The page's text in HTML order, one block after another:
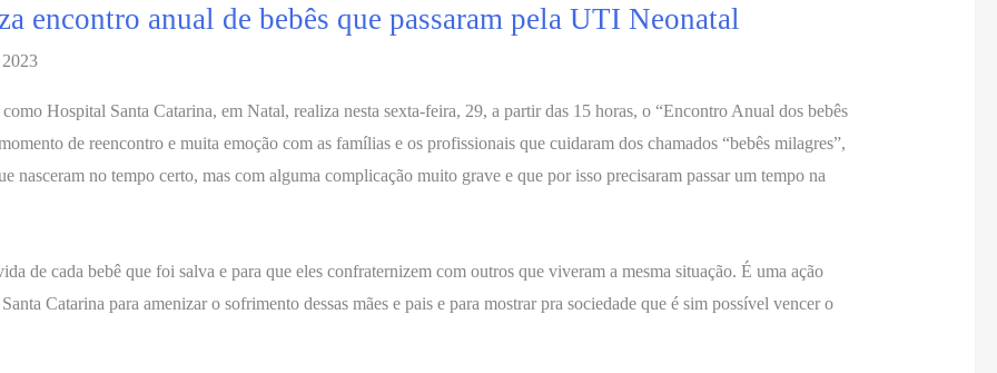
encontro anual de bebês que passaram pela UTI Neonatal
Hospital Santa Catarina, em Natal, realiza nesta sexta-feira, 29, a partir das 15 horas, o “Encontro Anual dos bebês
de reencontro e muita emoção com as famílias e os profissionais que cuidaram dos chamados “bebês milagres”,
nasceram no tempo certo, mas com alguma complicação muito grave e que por isso precisaram passar um tempo na
de cada bebê que foi salva e para que eles confraternizem com outros que viveram a mesma situação. É uma ação
Catarina para amenizar o sofrimento dessas mães e pais e para mostrar pra sociedade que é sim possível vencer o